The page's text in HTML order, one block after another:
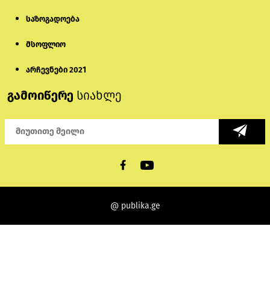
საზოგადოება
მსოფლიო
არჩევნები 2021
გამოიწერე სიახლე
@ publika.ge